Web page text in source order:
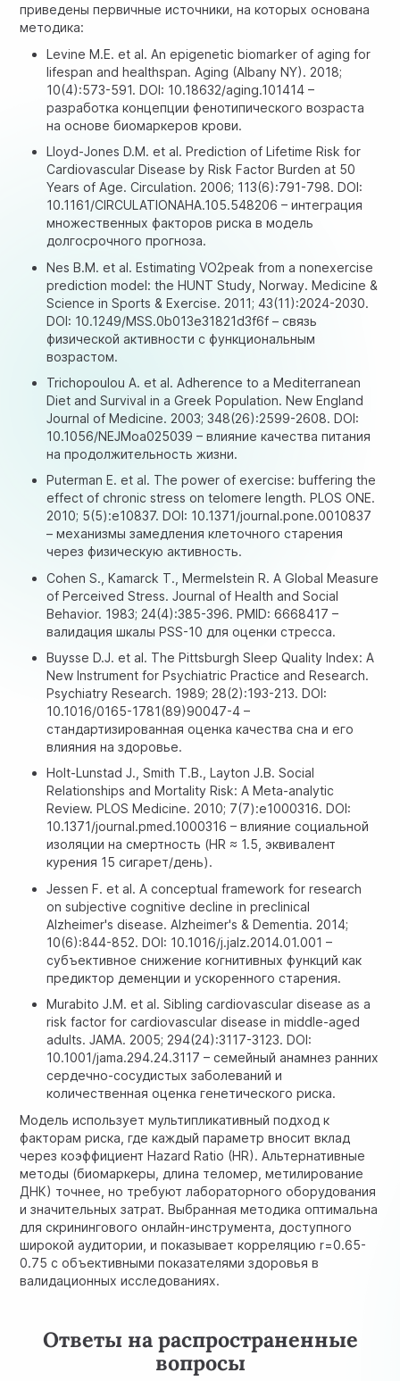
приведены первичные источники, на которых основана
методика:
Levine M.E. et al. An epigenetic biomarker of aging for
lifespan and healthspan. Aging (Albany NY). 2018;
10(4):573-591. DOI: 10.18632/aging.101414 –
разработка концепции фенотипического возраста
на основе биомаркеров крови.
Lloyd-Jones D.M. et al. Prediction of Lifetime Risk for
Cardiovascular Disease by Risk Factor Burden at 50
Years of Age. Circulation. 2006; 113(6):791-798. DOI:
10.1161/CIRCULATIONAHA.105.548206 – интеграция
множественных факторов риска в модель
долгосрочного прогноза.
Nes B.M. et al. Estimating VO2peak from a nonexercise
prediction model: the HUNT Study, Norway. Medicine &
Science in Sports & Exercise. 2011; 43(11):2024-2030.
DOI: 10.1249/MSS.0b013e31821d3f6f – связь
физической активности с функциональным
возрастом.
Trichopoulou A. et al. Adherence to a Mediterranean
Diet and Survival in a Greek Population. New England
Journal of Medicine. 2003; 348(26):2599-2608. DOI:
10.1056/NEJMoa025039 – влияние качества питания
на продолжительность жизни.
Puterman E. et al. The power of exercise: buffering the
effect of chronic stress on telomere length. PLOS ONE.
2010; 5(5):e10837. DOI: 10.1371/journal.pone.0010837
– механизмы замедления клеточного старения
через физическую активность.
Cohen S., Kamarck T., Mermelstein R. A Global Measure
of Perceived Stress. Journal of Health and Social
Behavior. 1983; 24(4):385-396. PMID: 6668417 –
валидация шкалы PSS-10 для оценки стресса.
Buysse D.J. et al. The Pittsburgh Sleep Quality Index: A
New Instrument for Psychiatric Practice and Research.
Psychiatry Research. 1989; 28(2):193-213. DOI:
10.1016/0165-1781(89)90047-4 –
стандартизированная оценка качества сна и его
влияния на здоровье.
Holt-Lunstad J., Smith T.B., Layton J.B. Social
Relationships and Mortality Risk: A Meta-analytic
Review. PLOS Medicine. 2010; 7(7):e1000316. DOI:
10.1371/journal.pmed.1000316 – влияние социальной
изоляции на смертность (HR ≈ 1.5, эквивалент
курения 15 сигарет/день).
Jessen F. et al. A conceptual framework for research
on subjective cognitive decline in preclinical
Alzheimer's disease. Alzheimer's & Dementia. 2014;
10(6):844-852. DOI: 10.1016/j.jalz.2014.01.001 –
субъективное снижение когнитивных функций как
предиктор деменции и ускоренного старения.
Murabito J.M. et al. Sibling cardiovascular disease as a
risk factor for cardiovascular disease in middle-aged
adults. JAMA. 2005; 294(24):3117-3123. DOI:
10.1001/jama.294.24.3117 – семейный анамнез ранних
сердечно-сосудистых заболеваний и
количественная оценка генетического риска.
Модель использует мультипликативный подход к
факторам риска, где каждый параметр вносит вклад
через коэффициент Hazard Ratio (HR). Альтернативные
методы (биомаркеры, длина теломер, метилирование
ДНК) точнее, но требуют лабораторного оборудования
и значительных затрат. Выбранная методика оптимальна
для скринингового онлайн-инструмента, доступного
широкой аудитории, и показывает корреляцию r=0.65-
0.75 с объективными показателями здоровья в
валидационных исследованиях.
Ответы на распространенные
вопросы